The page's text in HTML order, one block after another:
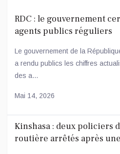
RDC : le gouvernement
agents publics réguliers
Le gouvernement de la
a rendu publics les chiffres
des a...
Mai 14, 2026
Kinshasa : deux policiers
routière arrêtés après